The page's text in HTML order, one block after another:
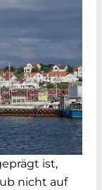
ist,
nicht auf